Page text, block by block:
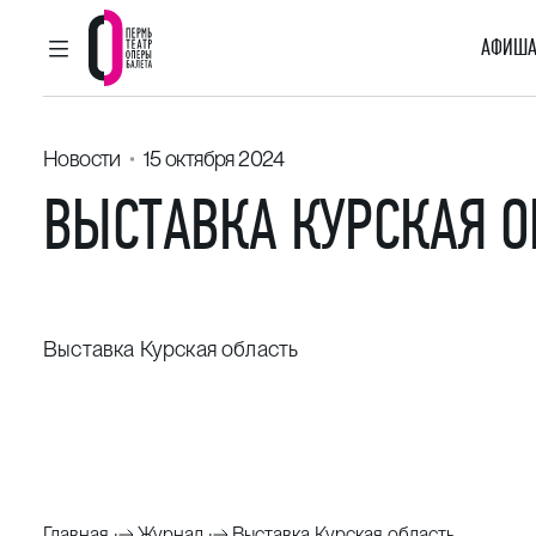
ГЛАВНОЕ МЕНЮ
Пермский театр оперы и балета
Новости 15 октября 2024
ВЫСТАВКА КУРСКАЯ
Выставка Курская область